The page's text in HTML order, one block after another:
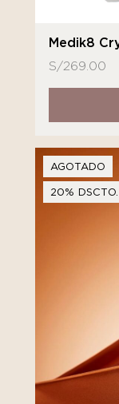
Medik8
S/269.00
AGOTADO
20% DSCTO.